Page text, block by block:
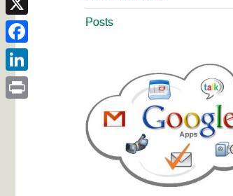
Posts
X
Facebook
LinkedIn